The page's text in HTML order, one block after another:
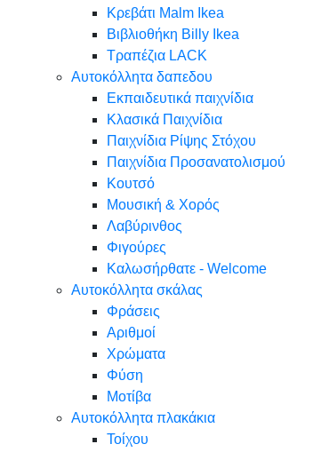
Κρεβάτι Malm Ikea
Βιβλιοθήκη Billy Ikea
Τραπέζια LACK
Αυτοκόλλητα δαπεδου
Εκπαιδευτικά παιχνίδια
Κλασικά Παιχνίδια
Παιχνίδια Ρίψης Στόχου
Παιχνίδια Προσανατολισμού
Κουτσό
Μουσική & Χορός
Λαβύρινθος
Φιγούρες
Καλωσήρθατε - Welcome
Αυτοκόλλητα σκάλας
Φράσεις
Αριθμοί
Χρώματα
Φύση
Μοτίβα
Αυτοκόλλητα πλακάκια
Τοίχου